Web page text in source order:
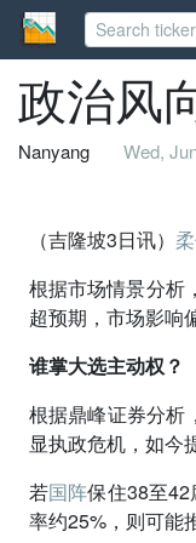
政治风
Nanyang Wed,
（吉隆坡3日讯）
根据市场情景分析
超预期，市场影响
谁掌大选主动权？
根据鼎峰证券分析
显执政危机，如今
若国阵保住38至
率约25%，则可能